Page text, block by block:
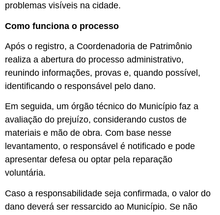
problemas visíveis na cidade.
Como funciona o processo
Após o registro, a Coordenadoria de Patrimônio
realiza a abertura do processo administrativo,
reunindo informações, provas e, quando possível,
identificando o responsável pelo dano.
Em seguida, um órgão técnico do Município faz a
avaliação do prejuízo, considerando custos de
materiais e mão de obra. Com base nesse
levantamento, o responsável é notificado e pode
apresentar defesa ou optar pela reparação
voluntária.
Caso a responsabilidade seja confirmada, o valor do
dano deverá ser ressarcido ao Município. Se não